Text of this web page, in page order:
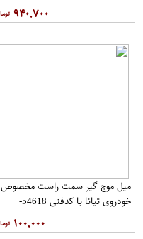
۹۴۰,۷۰۰
میل موج گیر سمت راست مخصوص
خودروی تیانا با کدفنی 54618-
1AA0E برندنیسان موتور فروشگاه
مگاموتور
۱۰۰,۰۰۰